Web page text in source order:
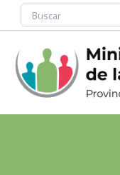
Search